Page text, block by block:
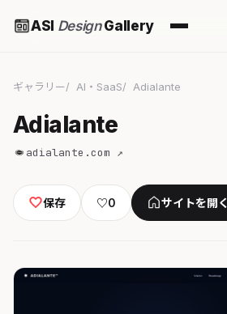
ASI DesignGallery
ギャラリー AI・SaaS Adialante
Adialante
adialante.com ↗
保存 ♡0 サイトを開く